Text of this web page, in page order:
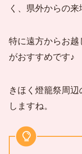
く、県外からの来
特に遠方からお
がおすすめです♪
きほく燈籠祭周
しますね。